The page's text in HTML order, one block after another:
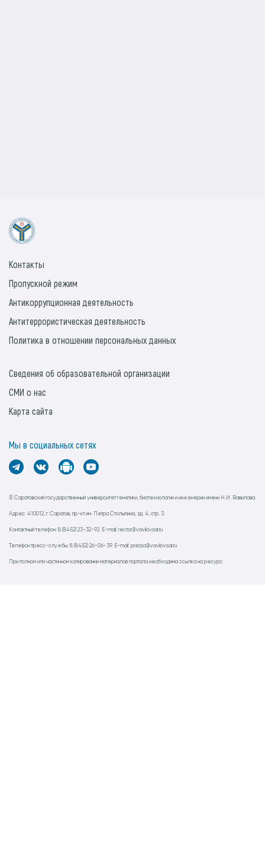
© Саратовский государственный университет генетики, биотехнологии и инженерии имени Н.И. Вавилова.
Адрес: 410012, г. Саратов, пр-кт им. Петра Столыпина, зд. 4, стр. 3.
Контактный телефон: 8 (8452) 23-32-92. E-mail: rector@vavilovsar.ru
Телефон пресс-службы: 8 (8452) 26-06-39. E-mail: pressa@vavilovsar.ru
При полном или частичном копировании материалов портала необходима ссылка на ресурс.
Контакты
Пропускной режим
Антикоррупционная деятельность
Антитеррористическая деятельность
Политика в отношении персональных данных
Сведения об образовательной организации
СМИ о нас
Карта сайта
Мы в социальных сетях